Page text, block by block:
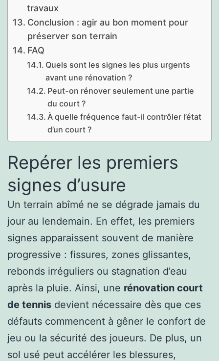
travaux
Conclusion : agir au bon moment pour
préserver son terrain
FAQ
Quels sont les signes les plus urgents
avant une rénovation ?
Peut-on rénover seulement une partie
du court ?
À quelle fréquence faut-il contrôler l’état
d’un court ?
Repérer les premiers
signes d’usure
Un terrain abîmé ne se dégrade jamais du
jour au lendemain. En effet, les premiers
signes apparaissent souvent de manière
progressive : fissures, zones glissantes,
rebonds irréguliers ou stagnation d’eau
après la pluie. Ainsi, une rénovation court
de tennis devient nécessaire dès que ces
défauts commencent à gêner le confort de
jeu ou la sécurité des joueurs. De plus, un
sol usé peut accélérer les blessures,